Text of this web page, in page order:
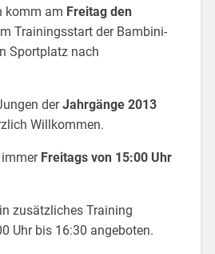
komm am Freitag den
Trainingsstart der Bambini-
Sportplatz nach
derJahrgänge 2013
Willkommen.
Freitags von 15:00 Uhr
zusätzliches Training
Uhr bis 16:30 angeboten.